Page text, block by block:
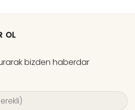
OL
bizden haberdar